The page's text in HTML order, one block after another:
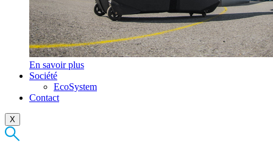
En savoir plus
Société
EcoSystem
Contact
X